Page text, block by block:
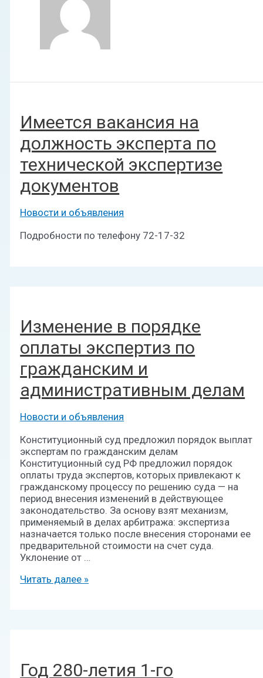
Имеется вакансия на
должность эксперта по
технической экспертизе
документов
Новости и объявления
Подробности по телефону 72-17-32
Изменение в порядке
оплаты экспертиз по
гражданским и
административным делам
Новости и объявления
Конституционный суд предложил порядок выплат
экспертам по гражданским делам
Конституционный суд РФ предложил порядок
оплаты труда экспертов, которых привлекают к
гражданскому процессу по решению суда — на
период внесения изменений в действующее
законодательство. За основу взят механизм,
применяемый в делах арбитража: экспертиза
назначается только после внесения сторонами ее
предварительной стоимости на счет суда.
Уклонение от …
Читать далее »
Год 280-летия 1-го